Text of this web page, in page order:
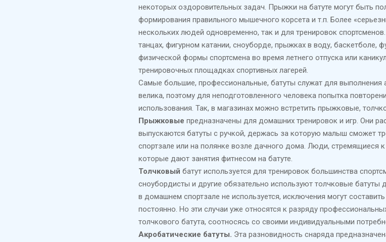
некоторых оздоровительных задач. Прыжки на батуте могут быть
формирования правильного мышечного корсета и т.п. Более
нескольких людей одновременно, так и для тренировок
танцах, фигурном катании, сноуборде, прыжках в воду, баскетболе,
физической формы спортсмена во время летнего отпуска или
тренировочных площадках спортивных лагерей.
Самые большие, профессиональные, батуты служат для выполнения
велика, поэтому для неподготовленного человека попытка
использования. Так, в магазинах можно встретить прыжковые,
Прыжковые предназначены для домашних тренировок и игр. Они
выпускаются батуты с ручкой, держась за которую малыш сможет
спортзале или на полянке возле дачного дома. Люди,
которые дают занятия фитнесом на батуте.
Толчковый батут используется для тренировок большинства
сноубордисты и другие обязательно используют толчковые
в домашнем спортзале не используется, исключения могут
постоянно. Но эти случаи уже относятся к разряду
толчкового батута, соотносясь со своими индивидуальными
Акробатические батуты. Эта разновидность снаряда